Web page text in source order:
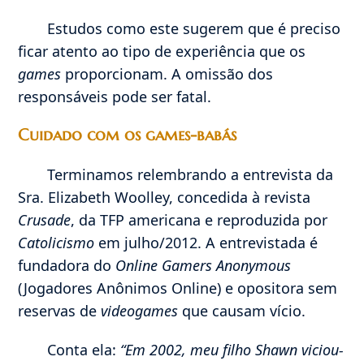
Estudos como este sugerem que é preciso
ficar atento ao tipo de experiência que os
games proporcionam. A omissão dos
responsáveis pode ser fatal.
Cuidado com os games-babás
Terminamos relembrando a entrevista da
Sra. Elizabeth Woolley, concedida à revista
Crusade, da TFP americana e reproduzida por
Catolicismo em julho/2012. A entrevistada é
fundadora do Online Gamers Anonymous
(Jogadores Anônimos Online) e opositora sem
reservas de videogames que causam vício.
Conta ela: “Em 2002, meu filho Shawn viciou-